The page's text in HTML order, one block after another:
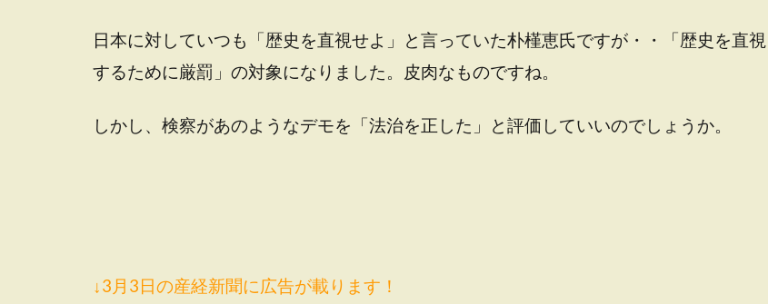
日本に対していつも「歴史を直視せよ」と言っていた朴槿恵氏ですが・・「歴史を直視
するために厳罰」の対象になりました。皮肉なものですね。
しかし、検察があのようなデモを「法治を正した」と評価していいのでしょうか。
↓3月3日の産経新聞に広告が載ります！